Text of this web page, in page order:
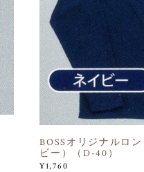
BOSSオリジナルロ
ビー）（D-40）
¥1,760